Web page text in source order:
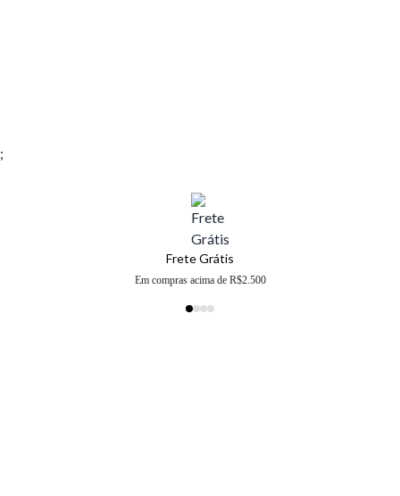
;
Frete Grátis
Em compras acima de R$2.500